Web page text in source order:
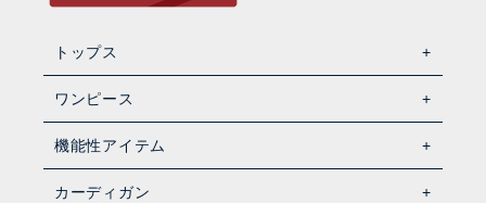
トップス
ワンピース
機能性アイテム
カーディガン